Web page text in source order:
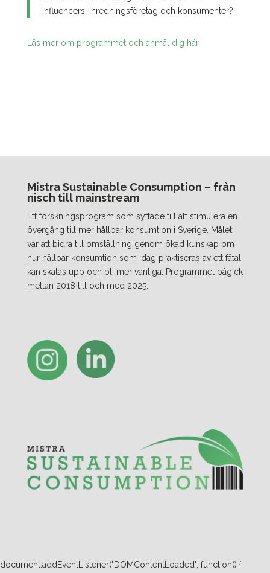
influencers, inredningsföretag och konsumenter?
Läs mer om programmet och anmäl dig här
Mistra Sustainable Consumption – från
nisch till mainstream
Ett forskningsprogram som syftade till att stimulera en
övergång till mer hållbar konsumtion i Sverige. Målet
var att bidra till omställning genom ökad kunskap om
hur hållbar konsumtion som idag praktiseras av ett fåtal
kan skalas upp och bli mer vanliga. Programmet pågick
mellan 2018 till och med 2025.
document.addEventListener("DOMContentLoaded", function() {